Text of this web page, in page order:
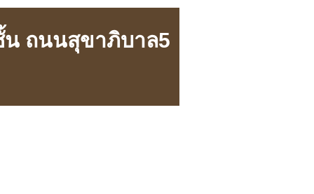
ถนนสุขาภิบาล5